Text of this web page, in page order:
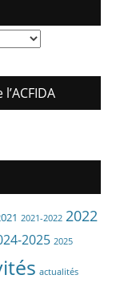
2021-2022 2022
2025 2025
actualités